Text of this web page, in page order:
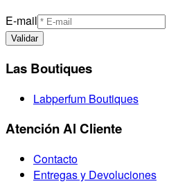
E-mail
Validar
Las Boutiques
Labperfum Boutiques
Atención Al Cliente
Contacto
Entregas y Devoluciones